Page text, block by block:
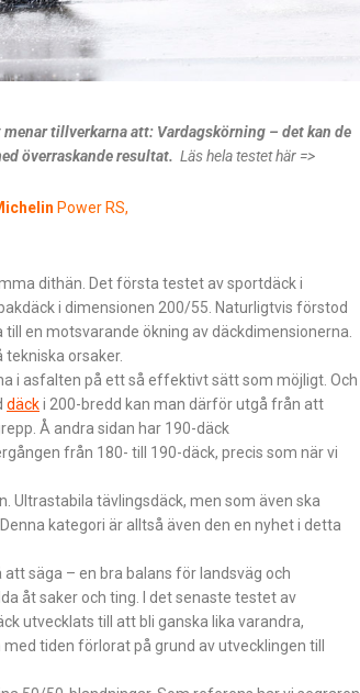
tillverkarna att: Vardagskörning – det kan de
överraskande resultat. Läs hela testet här =>
Power RS,
dithän. Det första testet av sportdäck i
i dimensionen 200/55. Naturligtvis förstod
en motsvarande ökning av däckdimensionerna.
orsaker.
i ­asfalten på ett så effektivt sätt som möjligt. Och
däcki 200-bredd kan man därför utgå från att
Å andra sidan har 190-däck
från 180- till 190-däck, precis som när vi
­Ultrastabila tävlingsdäck, men som även ska
kategori är alltså även den en nyhet i detta
säga – en bra balans för landsväg och
åt saker och ting. I det senaste testet av
utvecklats till att bli ganska lika varandra,
tiden förlorat på grund av utvecklingen till